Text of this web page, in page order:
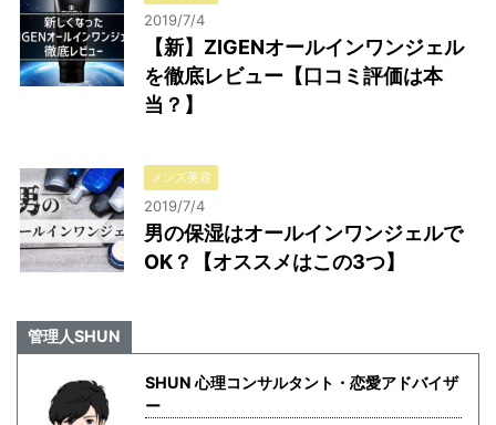
2019/7/4
【新】ZIGENオールインワンジェル
を徹底レビュー【口コミ評価は本
当？】
メンズ美容
2019/7/4
男の保湿はオールインワンジェルで
OK？【オススメはこの3つ】
管理人SHUN
SHUN 心理コンサルタント・恋愛アドバイザ
ー